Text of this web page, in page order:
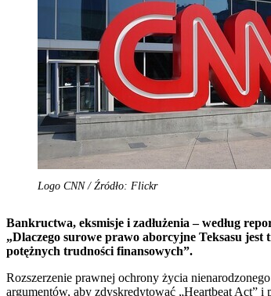
Logo CNN / Źródło: Flickr
Bankructwa, eksmisje i zadłużenia – według
„Dlaczego surowe prawo aborcyjne Teksasu
potężnych trudności finansowych”.
Rozszerzenie prawnej ochrony życia
argumentów, aby zdyskredytować „Heartbeat Act”